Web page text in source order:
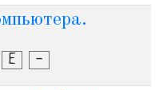
Е -